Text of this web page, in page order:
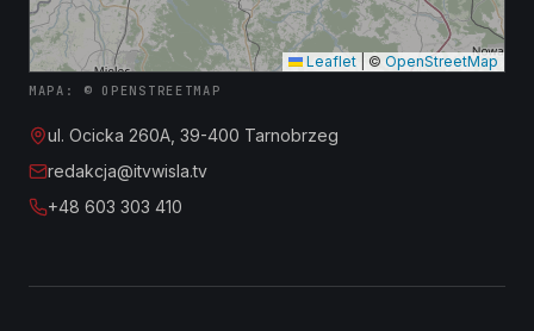
Leaflet © OpenStreetMap
MAPA: © OPENSTREETMAP
ul. Ocicka 260A, 39-400 Tarnobrzeg
redakcja@itvwisla.tv
+48 603 303 410